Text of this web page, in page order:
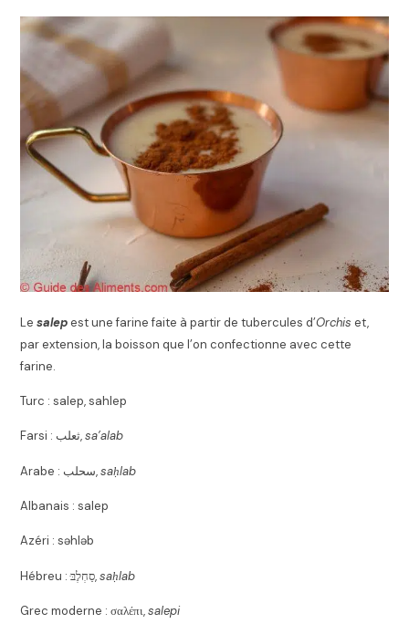
Lesalepest une farine faite à partir de tubercules d’Orchis et,
par extension, la boisson que l’on confectionne avec cette
farine.
Turc :salep, sahlep
Farsi :ثعلب,sa’alab
Arabe :سحلب,saḥlab
Albanais :salep
Azéri :səhləb
Hébreu :סַחְלֶבּּ,saḥlab
Grec moderne :σαλέπι,salepi